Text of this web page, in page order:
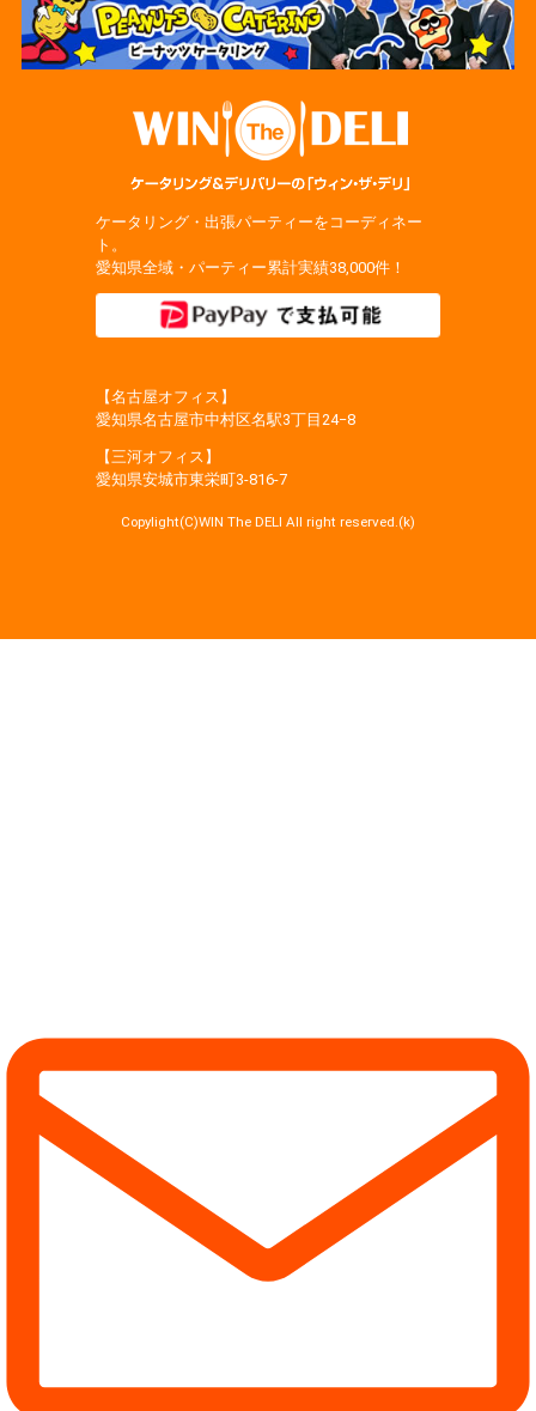
ケータリング・出張パーティーをコーディネー
ト。
愛知県全域・パーティー累計実績38,000件！
【名古屋オフィス】
愛知県名古屋市中村区名駅3丁目24−8
【三河オフィス】
愛知県安城市東栄町3‐816‐7
Copylight(C)WIN The DELI All right reserved.(k)